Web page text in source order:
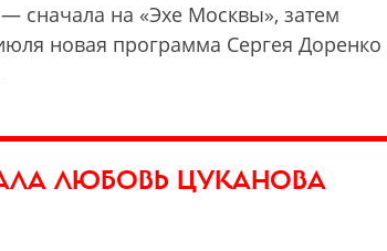
сначала на «Эхе Москвы», затем
новая программа Сергея Доренко
ЛЮБОВЬ ЦУКАНОВА